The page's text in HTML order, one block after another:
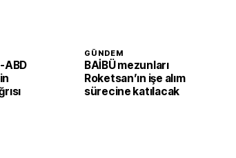
ABD
GÜNDEM
BAİBÜ mezunları
Roketsan’ın işe alım
sürecine katılacak